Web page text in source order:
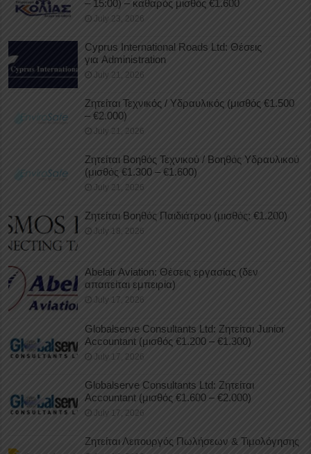
– 15:00) – καθαρός μισθός €1.600
July 23, 2026
Cyprus International Roads Ltd: Θέσεις
για Administration
July 21, 2026
Ζητείται Τεχνικός / Υδραυλικός (μισθός €1.500
– €2.000)
July 21, 2026
Ζητείται Βοηθός Τεχνικού / Βοηθός Υδραυλικού
(μισθός €1.300 – €1.600)
July 21, 2026
Ζητείται Βοηθός Παιδιάτρου (μισθός: €1.200)
July 18, 2026
Abelair Aviation: Θέσεις εργασίας (δεν
απαιτείται εμπειρία)
July 17, 2026
Globalserve Consultants Ltd: Ζητείται Junior
Accountant (μισθός €1.200 – €1.300)
July 17, 2026
Globalserve Consultants Ltd: Ζητείται
Accountant (μισθός €1.600 – €2.000)
July 17, 2026
Ζητείται Λειτουργός Πωλήσεων & Τιμολόγησης